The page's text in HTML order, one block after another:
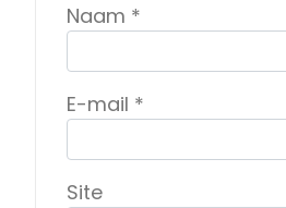
Naam *
E-mail *
Site